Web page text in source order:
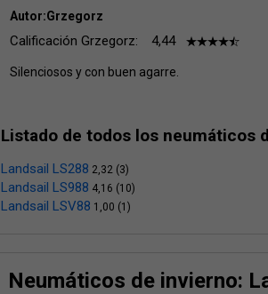
Autor:Grzegorz
Calificación Grzegorz: 4,44
Silenciosos y con buen agarre.
Listado de todos los neumáticos
Landsail LS288 2,32 (3)
Landsail LS988 4,16 (10)
Landsail LSV88 1,00 (1)
Neumáticos de invierno: